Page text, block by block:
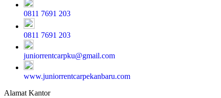
0811 7691 203
0811 7691 203
juniorrentcarpku@gmail.com
www.juniorrentcarpekanbaru.com
Alamat Kantor